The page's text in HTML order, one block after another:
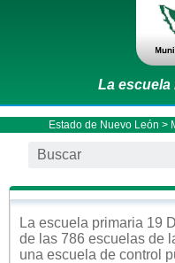
La escuela
Estado de Nuevo León >
La escuela primaria 19
de las 786 escuelas de
una escuela de control